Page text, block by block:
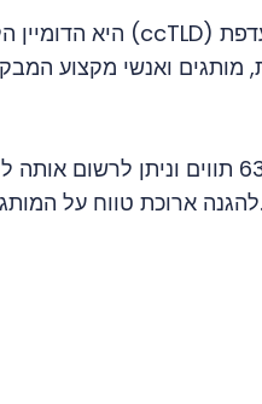
מותגים ואנשי מקצוע
להגנה ארוכת טווח על המותג ולנראות מקומית באינטרנט.